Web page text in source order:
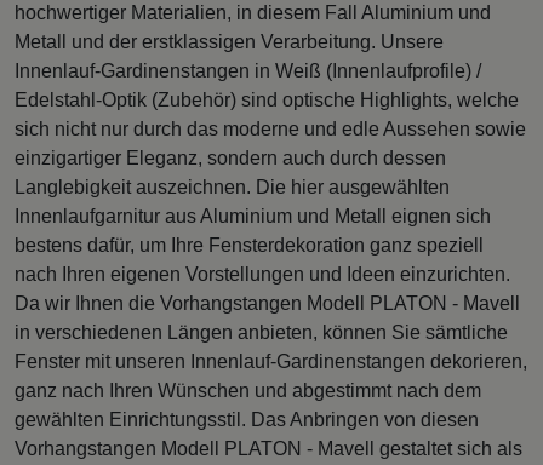
hochwertiger Materialien, in diesem Fall Aluminium und
Metall und der erstklassigen Verarbeitung. Unsere
Innenlauf-Gardinenstangen in Weiß (Innenlaufprofile) /
Edelstahl-Optik (Zubehör) sind optische Highlights, welche
sich nicht nur durch das moderne und edle Aussehen sowie
einzigartiger Eleganz, sondern auch durch dessen
Langlebigkeit auszeichnen. Die hier ausgewählten
Innenlaufgarnitur aus Aluminium und Metall eignen sich
bestens dafür, um Ihre Fensterdekoration ganz speziell
nach Ihren eigenen Vorstellungen und Ideen einzurichten.
Da wir Ihnen die Vorhangstangen Modell PLATON - Mavell
in verschiedenen Längen anbieten, können Sie sämtliche
Fenster mit unseren Innenlauf-Gardinenstangen dekorieren,
ganz nach Ihren Wünschen und abgestimmt nach dem
gewählten Einrichtungsstil. Das Anbringen von diesen
Vorhangstangen Modell PLATON - Mavell gestaltet sich als